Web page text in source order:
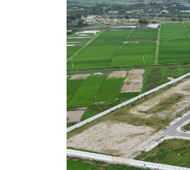
Nhiều chuỗi hoạt
Tiếp tục rà
Lâm Đồng:
Pháp luật – Sức
mại